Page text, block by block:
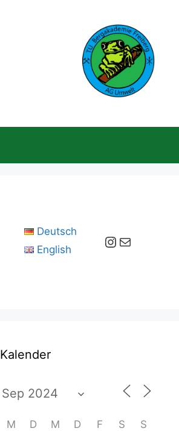
Outlook Live
Deutsch
English
Instagram E-Mail
Kalender
M D M D F S S